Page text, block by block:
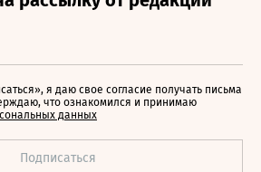
я даю свое согласие получать письма
что ознакомился и принимаю
данных